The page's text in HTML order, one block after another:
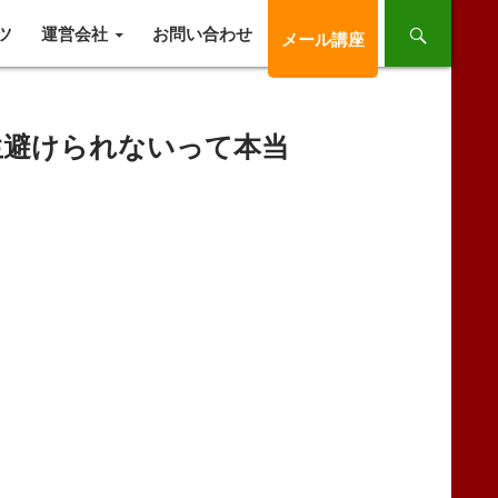
運営会社 お問い合わせ メール講座
けられないって本当